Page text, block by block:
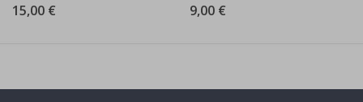
15,00 €
9,00 €